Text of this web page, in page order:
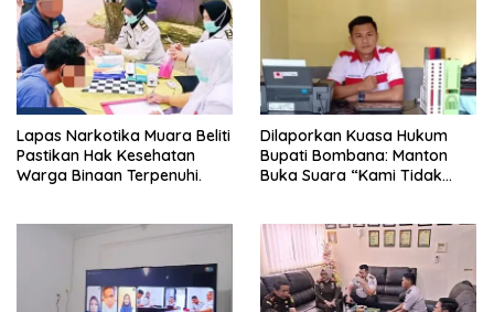
Lapas Narkotika Muara Beliti
Pastikan Hak Kesehatan
Warga Binaan Terpenuhi.
Dilaporkan Kuasa Hukum
Bupati Bombana: Manton
Buka Suara “Kami Tidak